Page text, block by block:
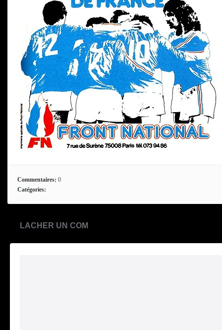
Commentaires: 0
Catégories:
LACHER UN COM